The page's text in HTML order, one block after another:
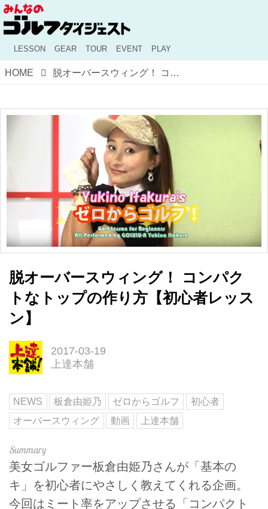
LESSON GEAR TOUR EVENT PLAY
HOME 脱オーバースウィング！ コンパクトなトップの作り方【初心者レッスン】
脱オーバースウィング！ コンパク
トなトップの作り方【初心者レッス
ン】
2017-03-19
上達本舗
NEWS 板倉由姫乃 ゼロからゴルフ
初心者
オーバースウィング
動画 上達本舗
美女ゴルファー板倉由姫乃さんが「基本の
キ」を初心者にやさしく教えてくれる企画。
今回はミート率をアップさせる「コンパクト